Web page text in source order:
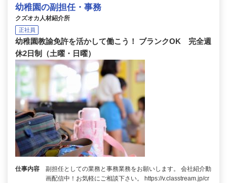
幼稚園の副担任・事務
クズオカ人材紹介所
正社員
幼稚園教諭免許を活かして働こう！ ブランクOK 完全週
休2日制（土曜・日曜）
仕事内容
副担任としての業務と事務業務をお願いします。 会社紹介動
画配信中！お気軽にご相談下さい。 https://v.classtream.jp/cr